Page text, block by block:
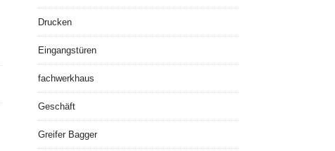
Drucken
Eingangstüren
fachwerkhaus
Geschäft
Greifer Bagger